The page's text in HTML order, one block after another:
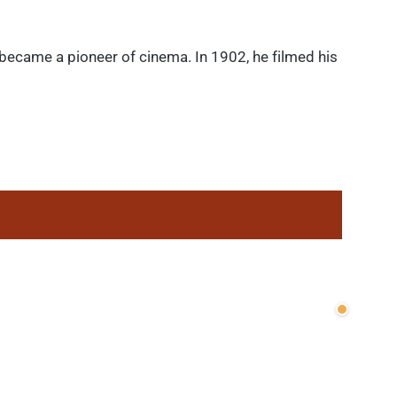
a pioneer of cinema. In 1902, he filmed his
Wenige